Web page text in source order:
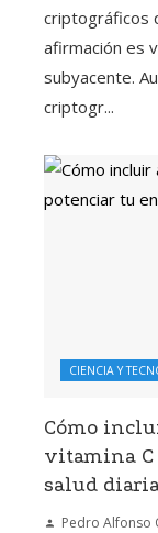
criptográficos
afirmación es
subyacente.
criptogr...
CIENCIA Y
Cómo
vitamina C
salud
Pedro Alfonso